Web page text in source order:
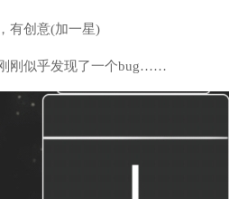
有创意(加一星)
刚似乎发现了一个bug……